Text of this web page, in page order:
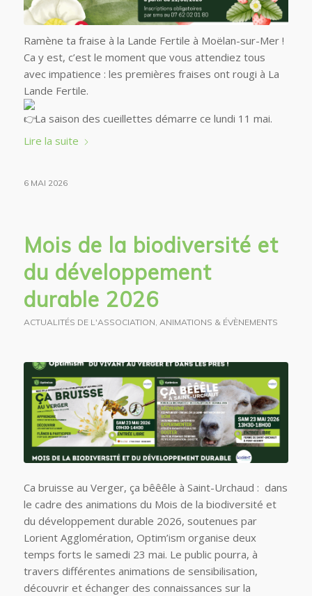
Ramène ta fraise à la Lande Fertile à Moëlan-sur-Mer!
Ca y est, c’est le moment que vous attendiez tous
avec impatience : les premières fraises ont rougi à La
Lande Fertile.
La saison des cueillettes démarre ce lundi 11 mai.
Lire la suite
6 MAI 2026
Mois de la biodiversité et
du développement
durable 2026
ACTUALITÉS DE L'ASSOCIATION, ANIMATIONS & ÉVÈNEMENTS
Ca bruisse au Verger, ça bêêêle à Saint-Urchaud : dans
le cadre des animations du Mois de la biodiversité et
du développement durable 2026, soutenues par
Lorient Agglomération, Optim’ism organise deux
temps forts le samedi 23 mai. Le public pourra, à
travers différentes animations de sensibilisation,
découvrir et échanger des connaissances sur la